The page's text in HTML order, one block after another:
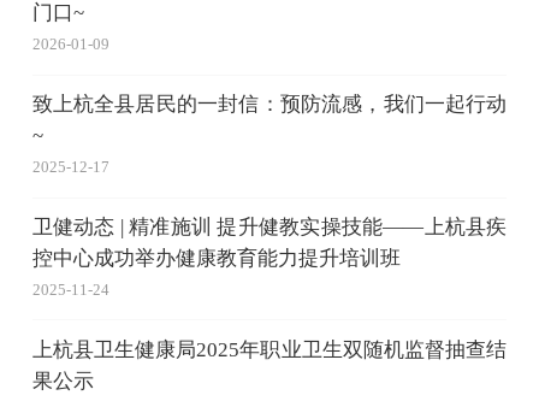
门口~
2026-01-09
致上杭全县居民的一封信：预防流感，我们一起行动
~
2025-12-17
卫健动态 | 精准施训 提升健教实操技能——上杭县疾
控中心成功举办健康教育能力提升培训班
2025-11-24
上杭县卫生健康局2025年职业卫生双随机监督抽查结
果公示